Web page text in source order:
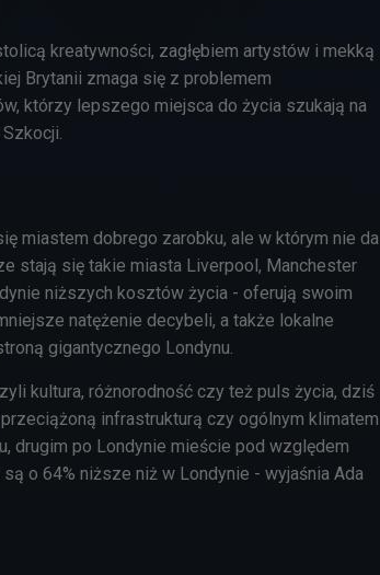
kreatywności, zagłębiem artystów i mekką
Brytanii zmaga się z problemem
którzy lepszego miejsca do życia szukają na
miastem dobrego zarobku, ale w którym nie da
stają się takie miasta Liverpool, Manchester
niższych kosztów życia - oferują swoim
natężenie decybeli, a także lokalne
gigantycznego Londynu.
kultura, różnorodność czy też puls życia, dziś
infrastrukturą czy ogólnym klimatem
drugim po Londynie mieście pod względem
o 64% niższe niż w Londynie - wyjaśnia Ada